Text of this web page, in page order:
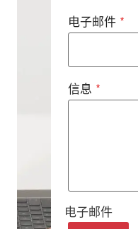
电子邮件 *
信息 *
电子邮件